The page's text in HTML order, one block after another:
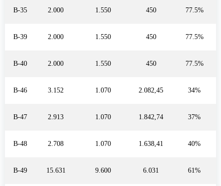
B-35 2.000 1.550 450 77.5%
B-39 2.000 1.550 450 77.5%
B-40 2.000 1.550 450 77.5%
B-46 3.152 1.070 2.082,45 34%
B-47 2.913 1.070 1.842,74 37%
B-48 2.708 1.070 1.638,41 40%
B-49 15.631 9.600 6.031 61%